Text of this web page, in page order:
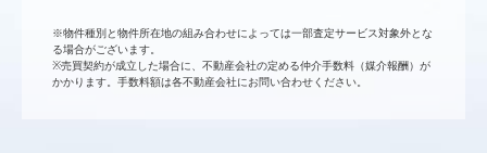
※物件種別と物件所在地の組み合わせによっては一部査定サービス対象外とな
る場合がございます。
※売買契約が成立した場合に、不動産会社の定める仲介手数料（媒介報酬）が
かかります。手数料額は各不動産会社にお問い合わせください。